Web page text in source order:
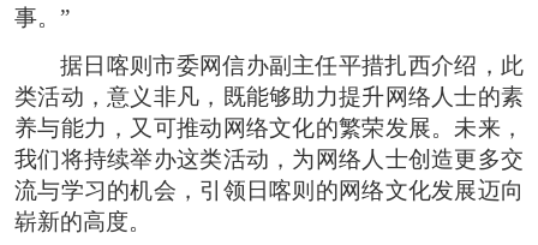
事。”
据日喀则市委网信办副主任平措扎西介绍，此
类活动，意义非凡，既能够助力提升网络人士的素
养与能力，又可推动网络文化的繁荣发展。未来，
我们将持续举办这类活动，为网络人士创造更多交
流与学习的机会，引领日喀则的网络文化发展迈向
崭新的高度。